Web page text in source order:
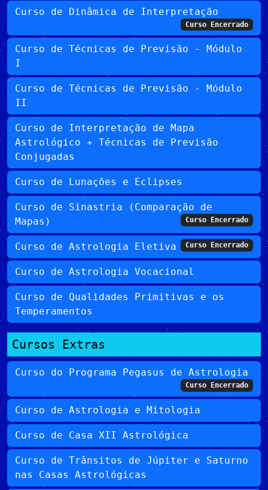
Curso de Dinâmica de Interpretação
Curso Encerrado
Curso de Técnicas de Previsão - Módulo
I
Curso de Técnicas de Previsão - Módulo
II
Curso de Interpretação de Mapa
Astrológico + Técnicas de Previsão
Conjugadas
Curso de Lunações e Eclipses
Curso de Sinastria (Comparação de
Mapas)
Curso Encerrado
Curso de Astrologia Eletiva Curso Encerrado
Curso de Astrologia Vocacional
Curso de Qualidades Primitivas e os
Temperamentos
Cursos Extras
Curso do Programa Pegasus de Astrologia
Curso Encerrado
Curso de Astrologia e Mitologia
Curso de Casa XII Astrológica
Curso de Trânsitos de Júpiter e Saturno
nas Casas Astrológicas